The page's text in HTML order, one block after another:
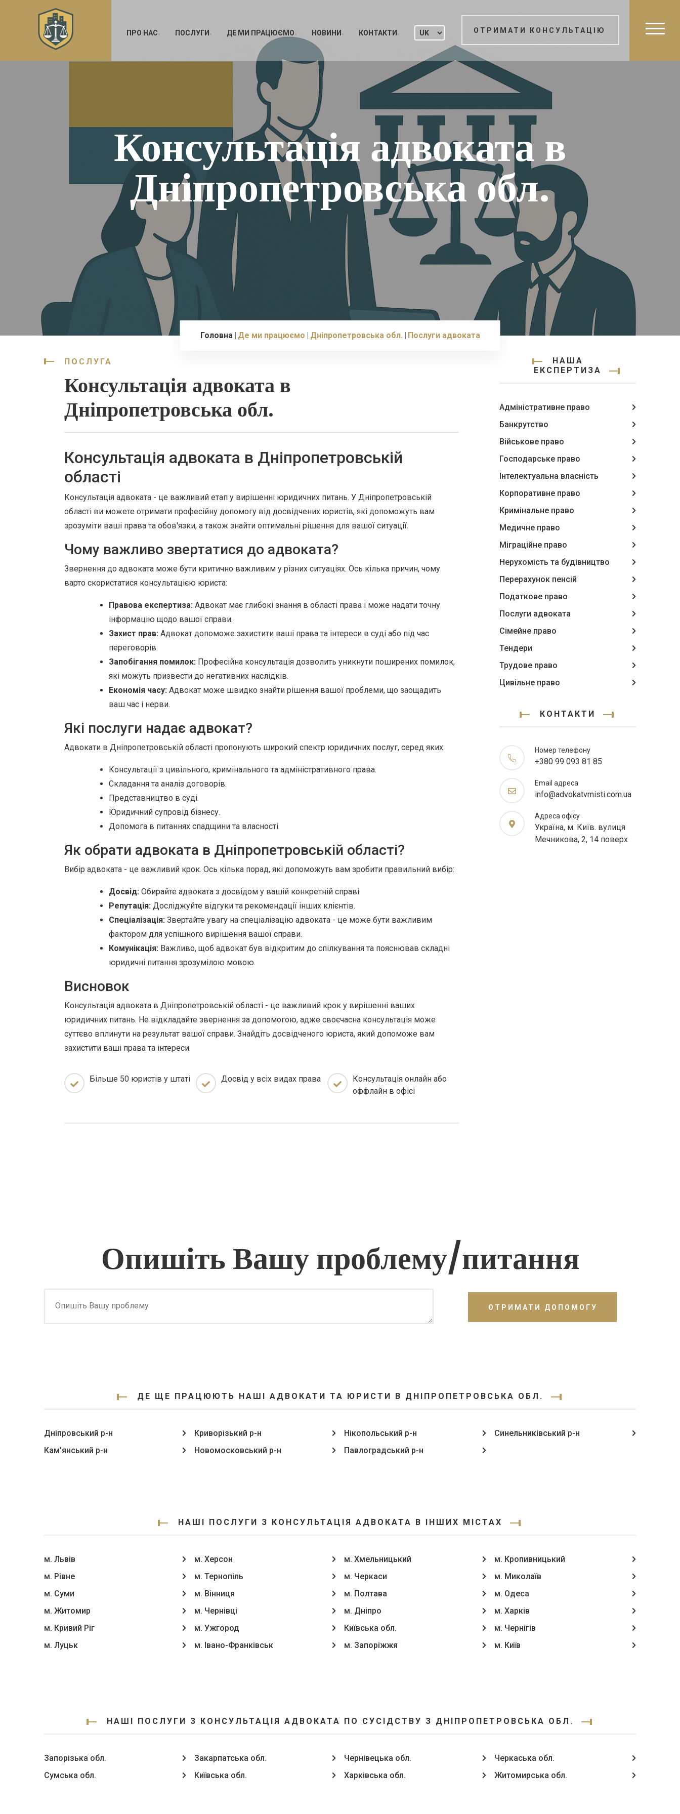
ПРО НАС ПОСЛУГИ ДЕ МИ ПРАЦЮЄМО НОВИНИ КОНТАКТИ ОТРИМАТИ КОНСУЛЬТАЦІЮ
Консультація адвоката в
Дніпропетровська обл.
Головна Де ми працюємо Дніпропетровська обл. Послуги адвоката
ПОСЛУГА
Консультація адвоката в
Дніпропетровська обл.
Консультація адвоката в Дніпропетровській
області
Консультація адвоката - це важливий етап у вирішенні юридичних питань. У Дніпропетровській
області ви можете отримати професійну допомогу від досвідчених юристів, які допоможуть вам
зрозуміти ваші права та обов'язки, а також знайти оптимальні рішення для вашої ситуації.
Чому важливо звертатися до адвоката?
Звернення до адвоката може бути критично важливим у різних ситуаціях. Ось кілька причин, чому
варто скористатися консультацією юриста:
Правова експертиза: Адвокат має глибокі знання в області права і може надати точну
інформацію щодо вашої справи.
Захист прав: Адвокат допоможе захистити ваші права та інтереси в суді або під час
переговорів.
Запобігання помилок: Професійна консультація дозволить уникнути поширених помилок,
які можуть призвести до негативних наслідків.
Економія часу: Адвокат може швидко знайти рішення вашої проблеми, що заощадить
ваш час і нерви.
Які послуги надає адвокат?
Адвокати в Дніпропетровській області пропонують широкий спектр юридичних послуг, серед яких:
Консультації з цивільного, кримінального та адміністративного права.
Складання та аналіз договорів.
Представництво в суді.
Юридичний супровід бізнесу.
Допомога в питаннях спадщини та власності.
Як обрати адвоката в Дніпропетровській області?
Вибір адвоката - це важливий крок. Ось кілька порад, які допоможуть вам зробити правильний вибір:
Досвід: Обирайте адвоката з досвідом у вашій конкретній справі.
Репутація: Досліджуйте відгуки та рекомендації інших клієнтів.
Спеціалізація: Звертайте увагу на спеціалізацію адвоката - це може бути важливим
фактором для успішного вирішення вашої справи.
Комунікація: Важливо, щоб адвокат був відкритим до спілкування та пояснював складні
юридичні питання зрозумілою мовою.
Висновок
Консультація адвоката в Дніпропетровській області - це важливий крок у вирішенні ваших
юридичних питань. Не відкладайте звернення за допомогою, адже своєчасна консультація може
суттєво вплинути на результат вашої справи. Знайдіть досвідченого юриста, який допоможе вам
захистити ваші права та інтереси.
Більше 50 юристів у штаті Досвід у всіх видах права
Консультація онлайн або
оффлайн в офісі
НАША
ЕКСПЕРТИЗА
Адміністративне право
Банкрутство
Військове право
Господарське право
Інтелектуальна власність
Корпоративне право
Кримінальне право
Медичне право
Міграційне право
Нерухомість та будівництво
Перерахунок пенсій
Податкове право
Послуги адвоката
Сімейне право
Тендери
Трудове право
Цивільне право
КОНТАКТИ
Номер телефону
+380 99 093 81 85
Email адреса
info@advokatvmisti.com.ua
Адреса офісу
Україна, м. Київ. вулиця
Мечникова, 2, 14 поверх
Опишіть Вашу проблему/питання
ОТРИМАТИ ДОПОМОГУ
ДЕ ЩЕ ПРАЦЮЮТЬ НАШІ АДВОКАТИ ТА ЮРИСТИ В ДНІПРОПЕТРОВСЬКА ОБЛ.
Дніпровський р-н
Кам’янський р-н
Криворізький р-н
Новомосковський р-н
Нікопольський р-н
Павлоградський р-н
Синельниківський р-н
НАШІ ПОСЛУГИ З КОНСУЛЬТАЦІЯ АДВОКАТА В ІНШИХ МІСТАХ
м. Львів
м. Рівне
м. Суми
м. Житомир
м. Кривий Ріг
м. Луцьк
м. Херсон
м. Тернопіль
м. Вінниця
м. Чернівці
м. Ужгород
м. Івано-Франківськ
м. Хмельницький
м. Черкаси
м. Полтава
м. Дніпро
Київська обл.
м. Запоріжжя
м. Кропивницький
м. Миколаїв
м. Одеса
м. Харків
м. Чернігів
м. Київ
НАШІ ПОСЛУГИ З КОНСУЛЬТАЦІЯ АДВОКАТА ПО СУСІДСТВУ З ДНІПРОПЕТРОВСЬКА ОБЛ.
Запорізька обл.
Сумська обл.
Закарпатська обл.
Київська обл.
Чернівецька обл.
Харківська обл.
Черкаська обл.
Житомирська обл.